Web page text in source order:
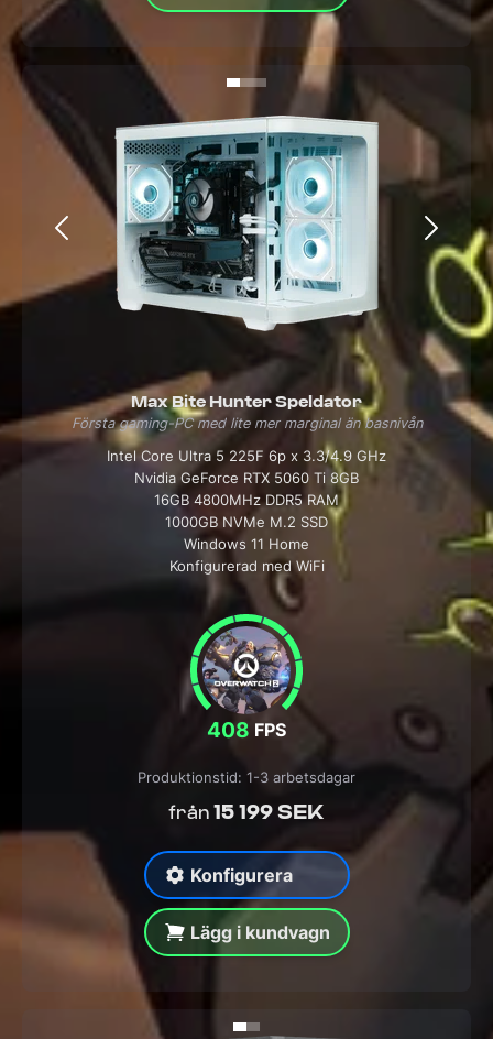
Max Bite Hunter Speldator
Första gaming-PC med lite mer marginal än basnivån
Intel Core Ultra 5 225F 6p x 3.3/4.9 GHz
Nvidia GeForce RTX 5060 Ti 8GB
16GB 4800MHz DDR5 RAM
1000GB NVMe M.2 SSD
Windows 11 Home
Konfigurerad med WiFi
408 FPS
från 15 199 SEK
Produktionstid: 1-3 arbetsdagar
Konfigurera
Lägg i kundvagn